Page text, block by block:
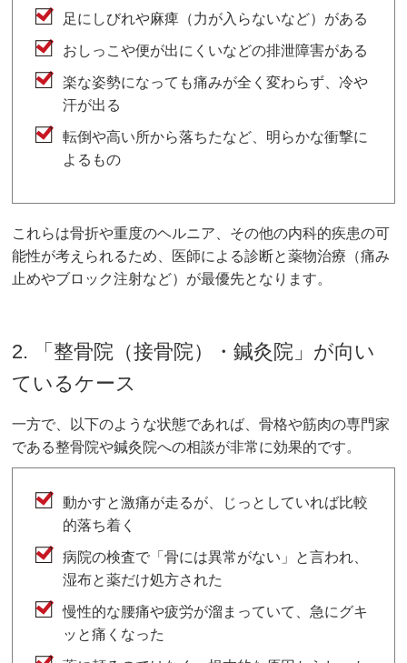
足にしびれや麻痺（力が入らないなど）がある
おしっこや便が出にくいなどの排泄障害がある
楽な姿勢になっても痛みが全く変わらず、冷や
汗が出る
転倒や高い所から落ちたなど、明らかな衝撃に
よるもの
これらは骨折や重度のヘルニア、その他の内科的疾患の可
能性が考えられるため、医師による診断と薬物治療（痛み
止めやブロック注射など）が最優先となります。
2. 「整骨院（接骨院）・鍼灸院」が向い
ているケース
一方で、以下のような状態であれば、骨格や筋肉の専門家
である整骨院や鍼灸院への相談が非常に効果的です。
動かすと激痛が走るが、じっとしていれば比較
的落ち着く
病院の検査で「骨には異常がない」と言われ、
湿布と薬だけ処方された
慢性的な腰痛や疲労が溜まっていて、急にグキ
ッと痛くなった